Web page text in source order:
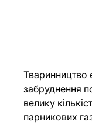
Тваринництво
забруднення
велику
парникових